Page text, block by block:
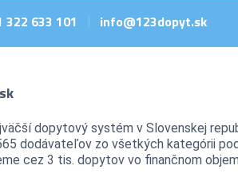
322 633 101 info@123dopyt.sk
dopytový systém v Slovenskej
dodávateľov zo všetkých kategórii
cez 3 tis. dopytov vo finančnom